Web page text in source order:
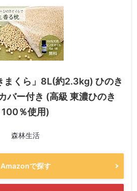
まくら」8L(約2.3kg) ひのき
バー付き (高級 東濃ひのき
100％使用)
森林生活
Amazonで探す